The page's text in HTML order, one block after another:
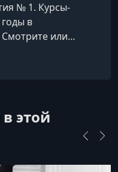
№ 1. Курсы-
в
Смотрите или
чтение и
хватает. Мы
новое о
временем.
этой